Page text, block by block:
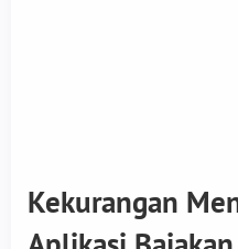
Kekurangan